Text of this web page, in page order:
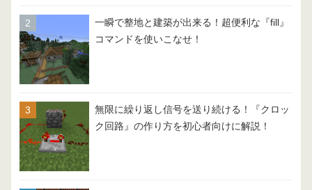
一瞬で整地と建築が出来る！超便利な『fill』
コマンドを使いこなせ！
無限に繰り返し信号を送り続ける！『クロッ
ク回路』の作り方を初心者向けに解説！